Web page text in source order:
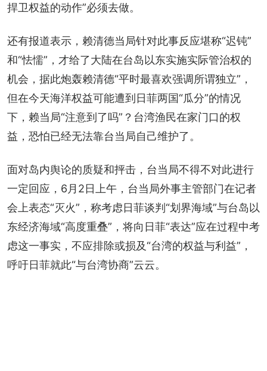
捍卫权益的动作”必须去做。
还有报道表示，赖清德当局针对此事反应堪称“迟钝”
和“怯懦”，才给了大陆在台岛以东实施实际管治权的
机会，据此炮轰赖清德“平时最喜欢强调所谓独立”，
但在今天海洋权益可能遭到日菲两国“瓜分”的情况
下，赖当局“注意到了吗”？台湾渔民在家门口的权
益，恐怕已经无法靠台当局自己维护了。
面对岛内舆论的质疑和抨击，台当局不得不对此进行
一定回应，6月2日上午，台当局外事主管部门在记者
会上表态“灭火”，称考虑日菲谈判“划界海域”与台岛以
东经济海域“高度重叠”，将向日菲“表达”应在过程中考
虑这一事实，不应排除或损及“台湾的权益与利益”，
呼吁日菲就此“与台湾协商”云云。